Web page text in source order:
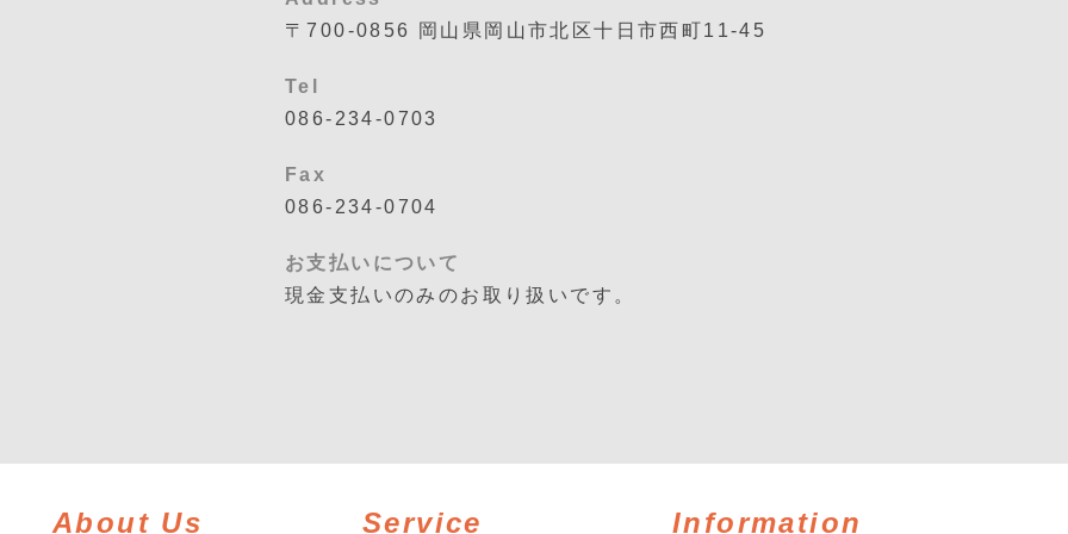
〒700-0856
岡山県岡山市北区十日市西町11-45
Tel
086-234-0703
Fax
086-234-0704
お支払いについて
現金支払いのみのお取り扱いです。
About Us Service Information